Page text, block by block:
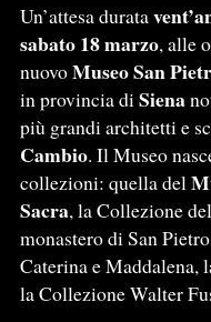
Un’attesa durata
sabato 18 marzo, alle
nuovoMuseo San
in provincia diSiena
più grandi architetti e
Cambio. Il Museo
collezioni: quella del
Sacra, la Collezione
monastero di San
Caterina e Maddalena,
la Collezione Walter